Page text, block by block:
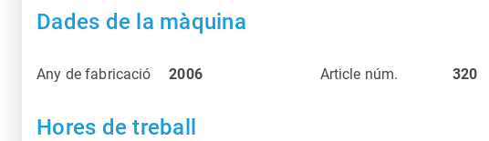
Dades de la màquina
Any de fabricació 2006 Article núm. 320
Hores de treball